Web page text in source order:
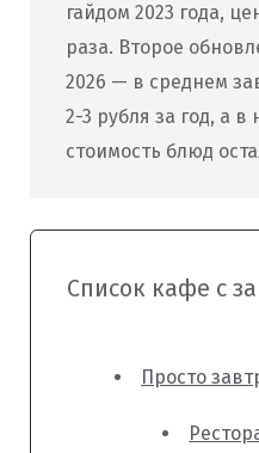
гайдом 2023 года,
раза. Второе
2026 — в среднем
2-3 рубля за год, а
стоимость блюд
Список кафе с
Просто